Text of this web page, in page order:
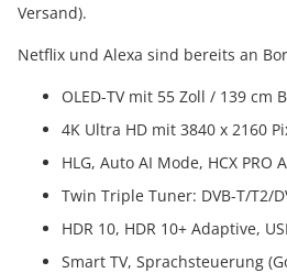
Versand).
Netflix und Alexa sind bereits an
OLED-TV mit 55 Zoll / 139 cm
4K Ultra HD mit 3840 x 2160
HLG, Auto AI Mode, HCX PRO
Twin Triple Tuner: DVB-T/T2/
HDR 10, HDR 10+ Adaptive,
Smart TV, Sprachsteuerung